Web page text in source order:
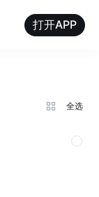
打开APP
全选